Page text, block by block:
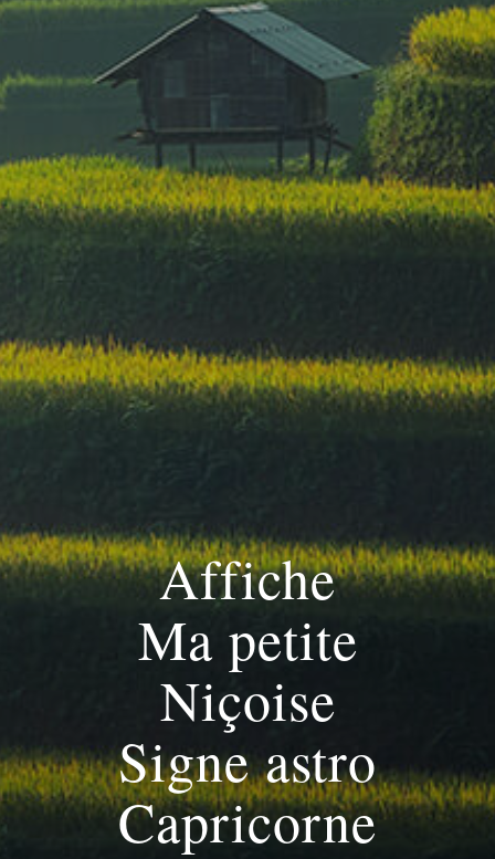
Affiche
Ma petite
Niçoise
Signe astro
Capricorne